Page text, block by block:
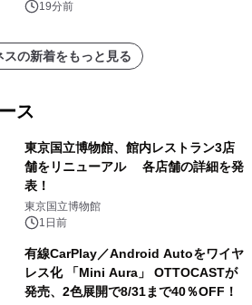
19分前
スの新着をもっと見る
ス
東京国立博物館、館内レストラン3店
舗をリニューアル 各店舗の詳細を発
表！
東京国立博物館
1日前
有線CarPlay／Android Autoをワイヤ
レス化 「Mini Aura」 OTTOCASTが
発売、2色展開で8/31まで40％OFF！